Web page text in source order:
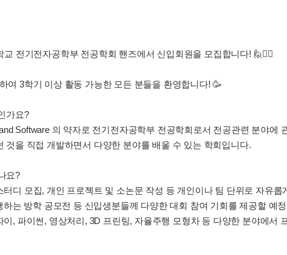
전기전자공학부 전공학회 핸즈에서 신입회원을 모집합니다! 🙋🙋‍♀️
여 3학기 이상 활동 가능한 모든 분들을 환영합니다! 🥳
가요?
Software 의 약자로 전기전자공학부 전공학회로서 전공관련 분야에
것을 직접 개발하면서 다양한 분야를 배울 수 있는 학회입니다.
요?
터디 모집, 개인 프로젝트 및 소논문 작성 등 개인이나 팀 단위로 자유롭
하는 방학 공모전 등 신입생분들께 다양한 대회 참여 기회를 제공할 예
이, 파이썬, 영상처리, 3D 프린팅, 자율주행 모형차 등 다양한 분야에서